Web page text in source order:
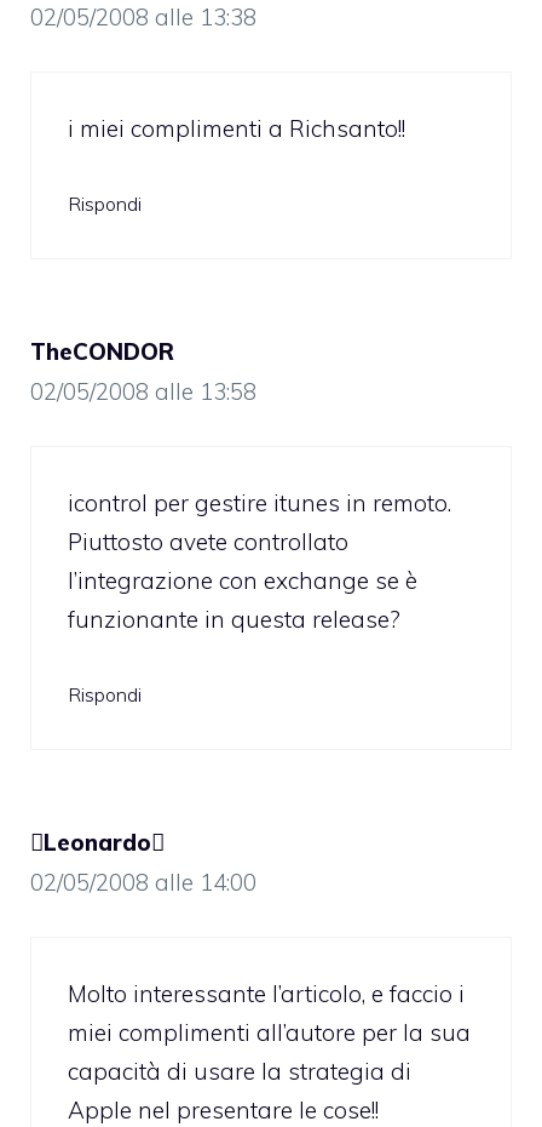
02/05/2008 alle 13:38
i miei complimenti a Richsanto!!
Rispondi
TheCONDOR
02/05/2008 alle 13:58
icontrol per gestire itunes in remoto.
Piuttosto avete controllato
l’integrazione con exchange se è
funzionante in questa release?
Rispondi
Leonardo
02/05/2008 alle 14:00
Molto interessante l’articolo, e faccio i
miei complimenti all’autore per la sua
capacità di usare la strategia di
Apple nel presentare le cose!!